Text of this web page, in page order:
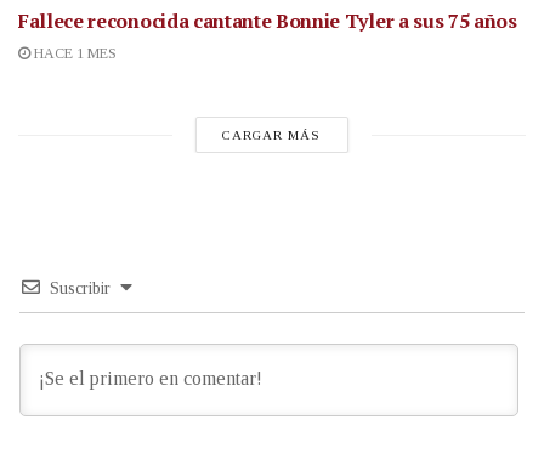
Fallece reconocida cantanteBonnie Tyler a sus 75 años
HACE 1 MES
CARGAR MÁS
Suscribir